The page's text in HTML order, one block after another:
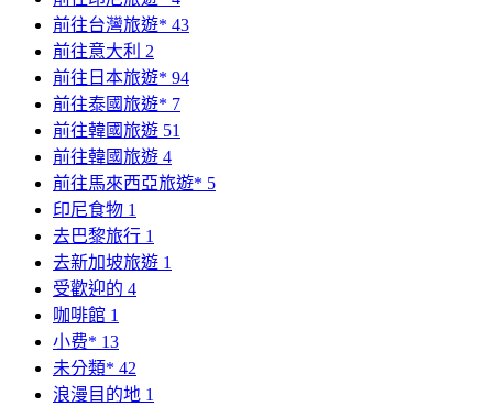
前往台灣旅遊* 43
前往意大利 2
前往日本旅遊* 94
前往泰國旅遊* 7
前往韓國旅遊 51
前往韓國旅遊 4
前往馬來西亞旅遊* 5
印尼食物 1
去巴黎旅行 1
去新加坡旅遊 1
受歡迎的 4
咖啡館 1
小费* 13
未分類* 42
浪漫目的地 1